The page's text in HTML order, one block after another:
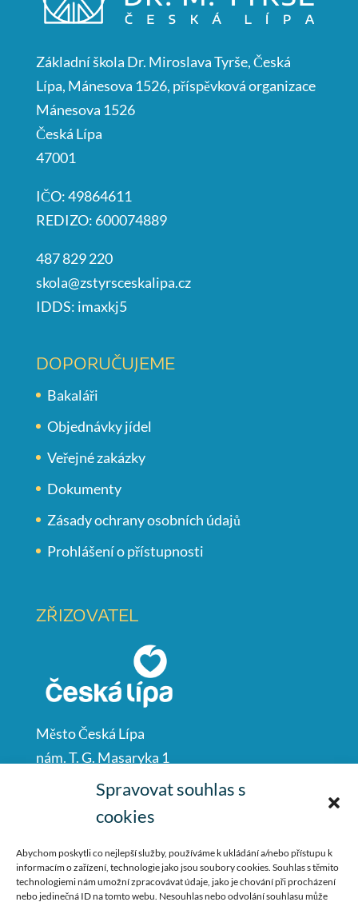
Spravovat souhlas s
cookies
Abychom poskytli co nejlepší služby, používáme k ukládání a/nebo přístupu k
informacím o zařízení, technologie jako jsou soubory cookies. Souhlas s těmito
technologiemi nám umožní zpracovávat údaje, jako je chování při procházení
nebo jedinečná ID na tomto webu. Nesouhlas nebo odvolání souhlasu může
Základní škola Dr. Miroslava Tyrše, Česká
Lípa, Mánesova 1526, příspěvková organizace
Mánesova 1526
Česká Lípa
47001
IČO: 49864611
REDIZO: 600074889
487 829 220
skola@zstyrsceskalipa.cz
IDDS: imaxkj5
DOPORUČUJEME
Bakaláři
Objednávky jídel
Veřejné zakázky
Dokumenty
Zásady ochrany osobních údajů
Prohlášení o přístupnosti
ZŘIZOVATEL
Město Česká Lípa
nám. T. G. Masaryka 1
Česká Lípa
487 881 111